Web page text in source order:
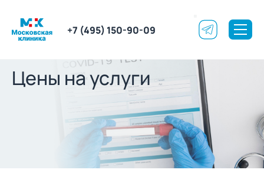
+7 (495) 150-90-09
Цены на услуги